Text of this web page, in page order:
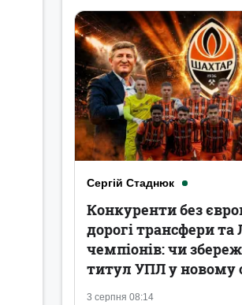
Сергій Стаднюк
3 серпня 08:14
Конкуренти без
дорогі трансфери та
чемпіонів: чи
титул УПЛ у новому